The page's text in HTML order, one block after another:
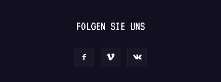
FOLGEN SIE UNS